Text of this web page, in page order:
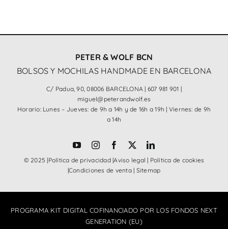
PETER & WOLF BCN
BOLSOS Y MOCHILAS HANDMADE EN BARCELONA
C/ Padua, 90, 08006 BARCELONA | 607 981 901 |
miguel@peterandwolf.es
Horario: Lunes – Jueves: de 9h a 14h y de 16h a 19h | Viernes: de 9h
a 14h
© 2025 |Política de privacidad|Aviso legal | Política de cookies
|Condiciones de venta| Sitemap
PROGRAMA KIT DIGITAL COFINANCIADO POR LOS FONDOS NEXT
GENERATION (EU)